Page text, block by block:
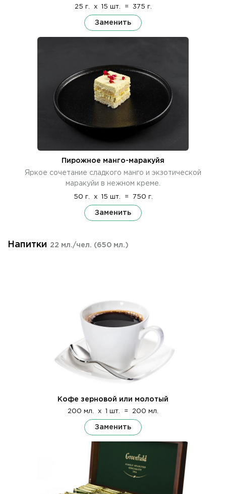
25 г. x 15 шт. = 375 г.
Заменить
Пирожное манго-маракуйя
Яркое сочетание сладкого манго и экзотической
маракуйи в нежном креме.
50 г. x 15 шт. = 750 г.
Заменить
Напитки 22 мл./чел. (650 мл.)
Кофе зерновой или молотый
200 мл. x 1 шт. = 200 мл.
Заменить